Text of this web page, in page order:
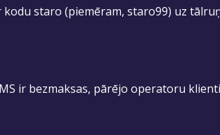
staro (piemēram, staro99) uz
ir bezmaksas, pārējo operatoru